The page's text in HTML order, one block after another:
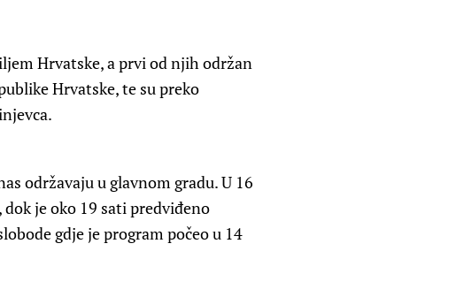
Hrvatske, a prvi od njih održan
Hrvatske, te su preko
održavaju u glavnom gradu. U 16
je oko 19 sati predviđeno
gdje je program počeo u 14